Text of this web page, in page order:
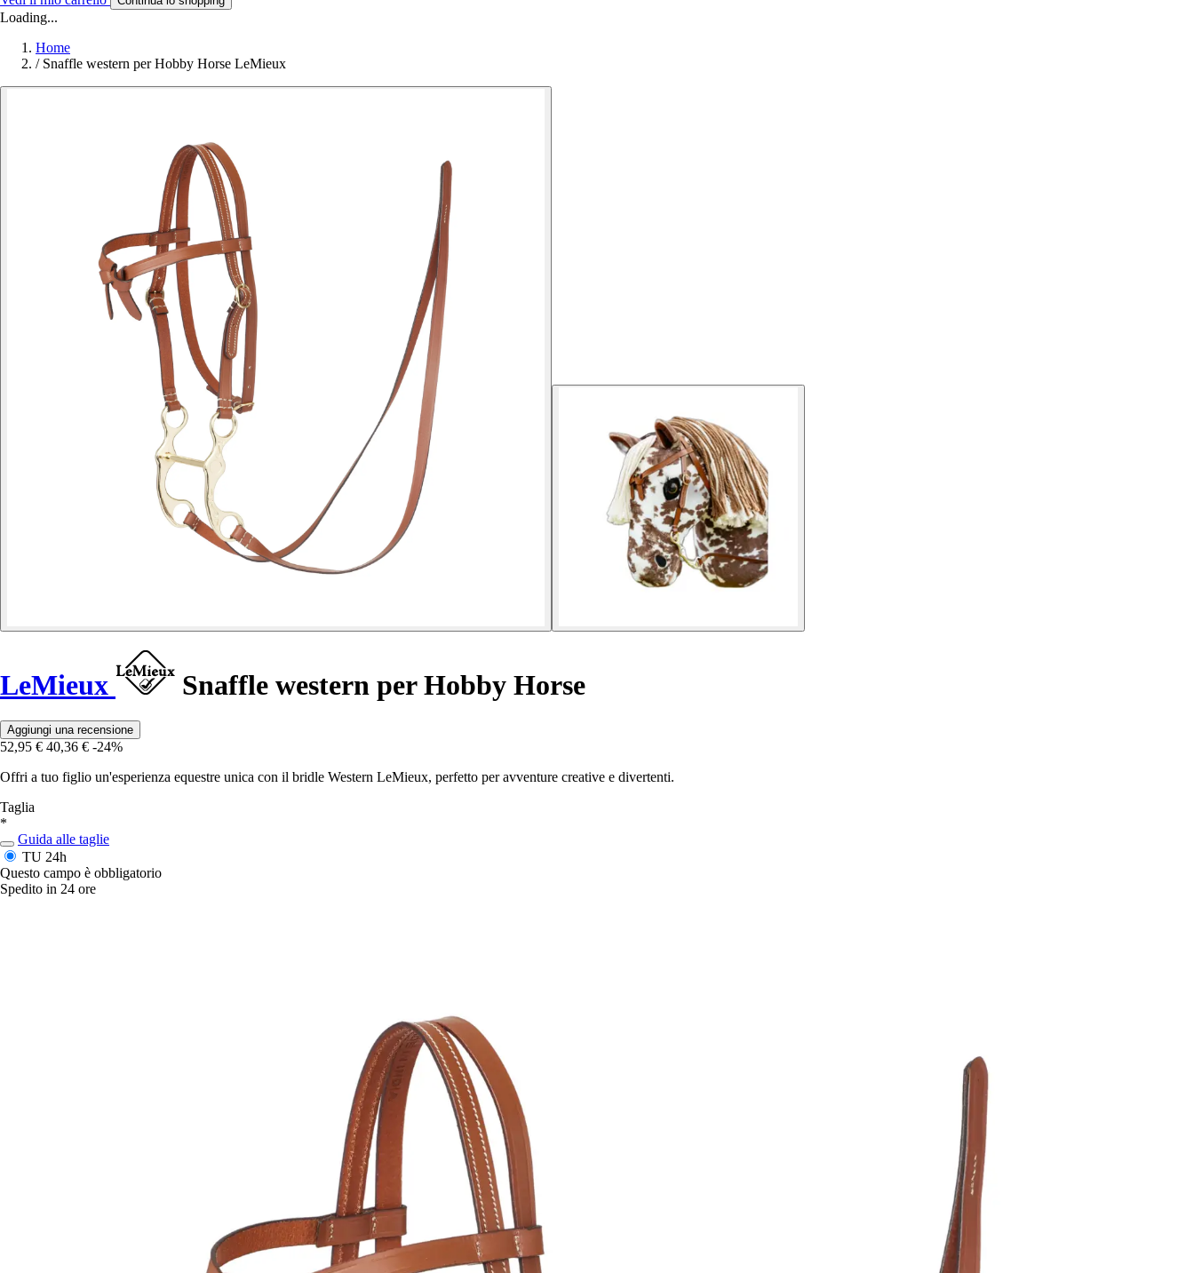
Loading...
Home
/ Snaffle western per Hobby Horse LeMieux
LeMieux Snaffle western per Hobby Horse
Aggiungi una recensione
52,95 € 40,36 € -24%
Offri a tuo figlio un'esperienza equestre unica con il bridle Western LeMieux, perfetto per avventure creative e divertenti.
Taglia
*
Guida alle taglie
TU 24h
Questo campo è obbligatorio
Spedito in 24 ore